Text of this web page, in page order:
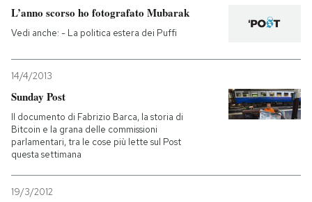
L’anno scorso ho fotografato Mubarak
Vedi anche: - La politica estera dei Puffi
14/4/2013
Sunday Post
Il documento di Fabrizio Barca, la storia di
Bitcoin e la grana delle commissioni
parlamentari, tra le cose più lette sul Post
questa settimana
19/3/2012